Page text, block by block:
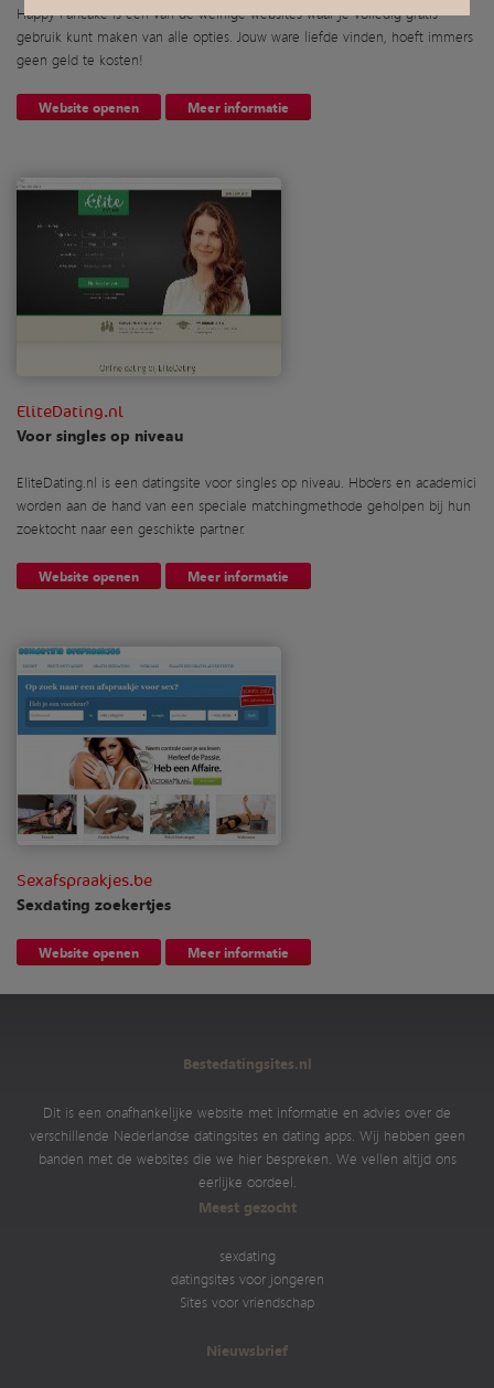
Happy Pancake is één van de weinige websites waar je volledig gratis
gebruik kunt maken van alle opties. Jouw ware liefde vinden, hoeft immers
geen geld te kosten!
Website openen Meer informatie
EliteDating.nl
Voor singles op niveau
EliteDating.nl is een datingsite voor singles op niveau. Hbo’ers en academici
worden aan de hand van een speciale matchingmethode geholpen bij hun
zoektocht naar een geschikte partner.
Website openen Meer informatie
Sexafspraakjes.be
Sexdating zoekertjes
Website openen Meer informatie
Bestedatingsites.nl
Dit is een onafhankelijke website met informatie en advies over de
verschillende Nederlandse datingsites en dating apps. Wij hebben geen
banden met de websites die we hier bespreken. We vellen altijd ons
eerlijke oordeel.
Meest gezocht
sexdating
datingsites voor jongeren
Sites voor vriendschap
Nieuwsbrief